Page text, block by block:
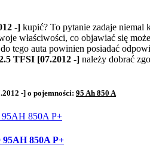
-] kupić? To pytanie zadaje niemal
właściwości, co objawiać się
tego auta powinien posiadać
TFSI [07.2012 -] należy dobrać
-] o pojemności: 95 Ah 850 A
850A P+